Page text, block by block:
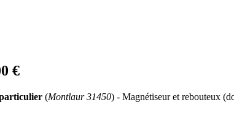
€
(Montlaur 31450) - Magnétiseur et rebouteux